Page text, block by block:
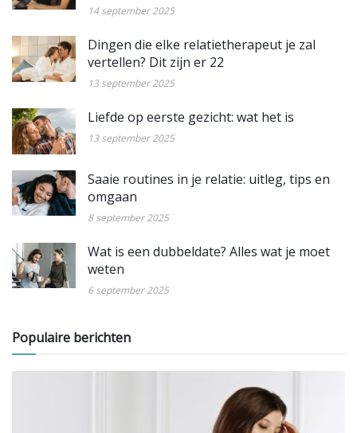
14 september 2025
Dingen die elke relatietherapeut je zal
vertellen? Dit zijn er 22
13 september 2025
Liefde op eerste gezicht: wat het is
13 september 2025
Saaie routines in je relatie: uitleg, tips en
omgaan
8 september 2025
Wat is een dubbeldate? Alles wat je moet
weten
6 september 2025
Populaire berichten